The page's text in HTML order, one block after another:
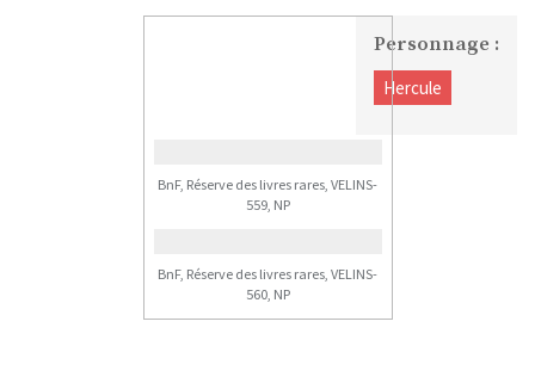
Personnage :
Hercule
BnF, Réserve des livres rares, VELINS-
559, NP
BnF, Réserve des livres rares, VELINS-
560, NP